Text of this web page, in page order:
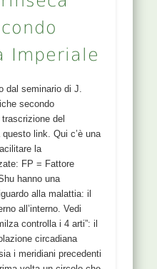
Imperiale
dal seminario di J.
secondo
del
link. Qui c’è una
la
FP = Fattore
hanno una
alla malattia: il
all’interno. Vedi
controlla i 4 arti”: il
circadiana
i meridiani precedenti